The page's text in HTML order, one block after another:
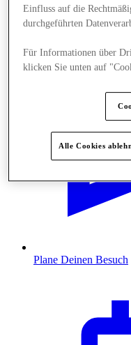
Plane Deinen Besuch
Einfluss auf die
durchgeführten
Für Informationen über
klicken Sie unten auf
Alle Cookies